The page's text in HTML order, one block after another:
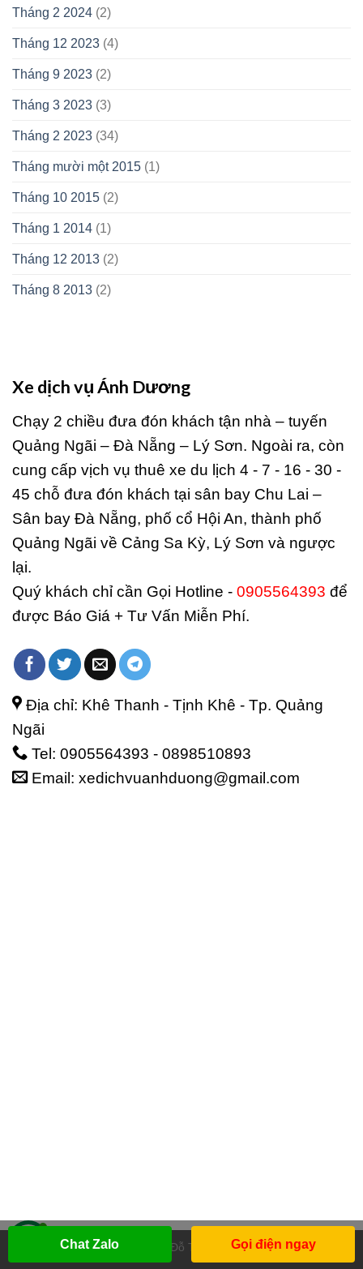
Tháng 2 2024 (2)
Tháng 12 2023 (4)
Tháng 9 2023 (2)
Tháng 3 2023 (3)
Tháng 2 2023 (34)
Tháng mười một 2015 (1)
Tháng 10 2015 (2)
Tháng 1 2014 (1)
Tháng 12 2013 (2)
Tháng 8 2013 (2)
Xe dịch vụ Ánh Dương
Chạy 2 chiều đưa đón khách tận nhà – tuyến
Quảng Ngãi – Đà Nẵng – Lý Sơn. Ngoài ra, còn
cung cấp vịch vụ thuê xe du lịch 4 - 7 - 16 - 30 -
45 chỗ đưa đón khách tại sân bay Chu Lai –
Sân bay Đà Nẵng, phố cổ Hội An, thành phố
Quảng Ngãi về Cảng Sa Kỳ, Lý Sơn và ngược
lại.
Quý khách chỉ cần Gọi Hotline - 0905564393 để
được Báo Giá + Tư Vấn Miễn Phí.
Địa chỉ: Khê Thanh - Tịnh Khê - Tp. Quảng
Ngãi
Tel: 0905564393 - 0898510893
Email: xedichvuanhduong@gmail.com
Design by Đỗ Thanh Thái
Chat Zalo Gọi điện ngay